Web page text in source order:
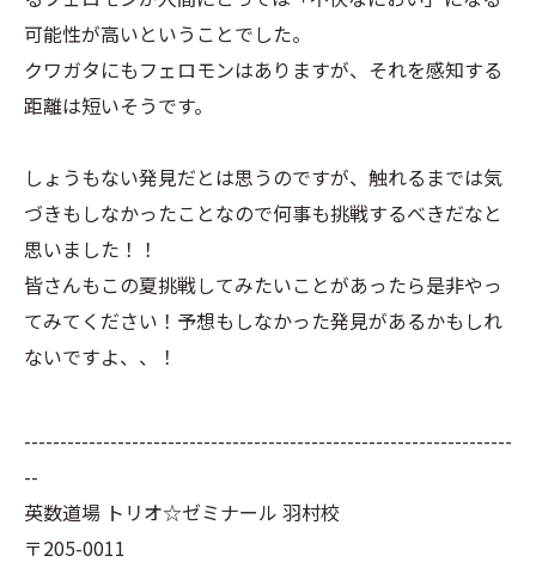
可能性が高いということでした。
クワガタにもフェロモンはありますが、それを感知する
距離は短いそうです。
しょうもない発見だとは思うのですが、触れるまでは気
づきもしなかったことなので何事も挑戦するべきだなと
思いました！！
皆さんもこの夏挑戦してみたいことがあったら是非やっ
てみてください！予想もしなかった発見があるかもしれ
ないですよ、、！
--------------------------------------------------------------------
--
英数道場 トリオ☆ゼミナール 羽村校
〒205-0011